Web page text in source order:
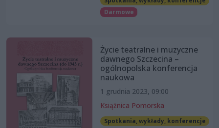
Darmowe
Życie teatralne i muzyczne
dawnego Szczecina –
ogólnopolska konferencja
naukowa
1 grudnia 2023, 09:00
Książnica Pomorska
Spotkania, wykłady, konferencje